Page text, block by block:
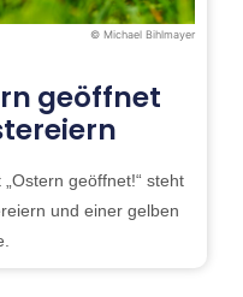
© Michael Bihlmayer
geöffnet
geöffnet!“ steht
und einer gelben